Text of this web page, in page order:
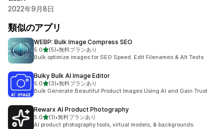
2022年9月8日
類似のアプリ
WEBP: Bulk Image Compress SEO
5.05つ星中
(5)
合計レビュー数：5件
•無料プランあり
Bulk optimize images for SEO Speed. Edit Filenames & Alt Texts
Bulky Bulk AI Image Editor
5.05つ星中
(3)
合計レビュー数：3件
•無料プランあり
Bulk Generate Beautiful Product Images Using AI and Gain Trust
Rewarx AI Product Photography
5.05つ星中
(1)
合計レビュー数：1件
•無料プランあり
AI product photography tools, virtual models, & backgrounds.